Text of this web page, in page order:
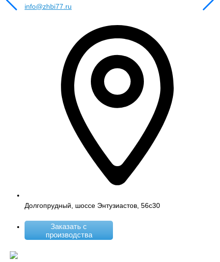
info@zhbi77.ru
Долгопрудный, шоссе Энтузиастов, 56с30
Заказать с
производства